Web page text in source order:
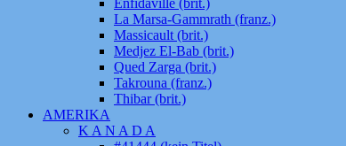
Enfidaville (brit.)
La Marsa-Gammrath (franz.)
Massicault (brit.)
Medjez El-Bab (brit.)
Qued Zarga (brit.)
Takrouna (franz.)
Thibar (brit.)
AMERIKA
K A N A D A